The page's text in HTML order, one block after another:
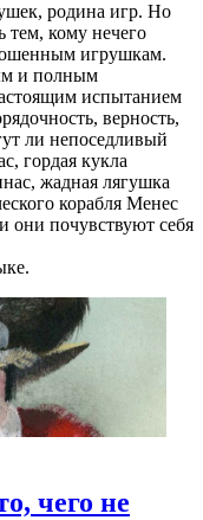
родина игр. Но
тем, кому нечего
игрушкам.
и полным
испытанием
верность,
ли непоседливый
гордая кукла
жадная лягушка
корабля Менес
они почувствуют себя
чего не